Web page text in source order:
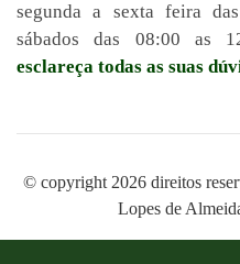
segunda a sexta feira
sábados das 08:00 as
esclareça todas as suas
© copyright 2026 direitos
Lopes de